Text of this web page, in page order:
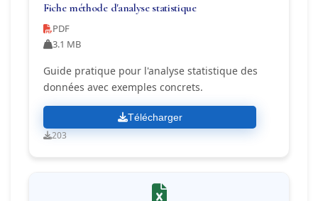
Fiche méthode d'analyse statistique
PDF
3.1 MB
Guide pratique pour l'analyse statistique des
données avec exemples concrets.
Télécharger
203